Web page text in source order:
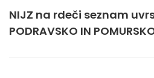
NIJZ na rdeči seznam
PODRAVSKO IN